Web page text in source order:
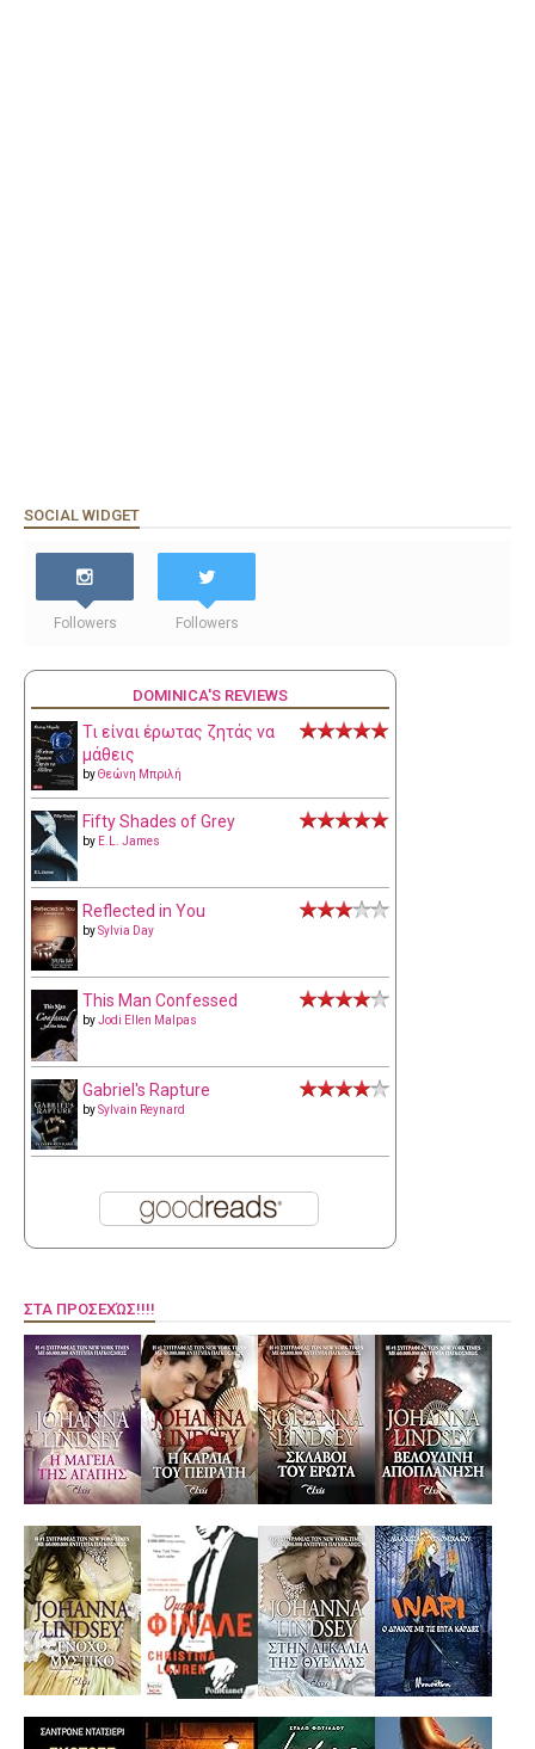
SOCIAL WIDGET
Followers Followers
DOMINICA'S REVIEWS
Τι είναι έρωτας ζητάς να
μάθεις
byΘεώνη Μπριλή
Fifty Shades of Grey
by E.L. James
Reflected in You
bySylvia Day
This Man Confessed
byJodi Ellen Malpas
Gabriel's Rapture
bySylvain Reynard
ΣΤΑ ΠΡΟΣΕΧΏΣ!!!!